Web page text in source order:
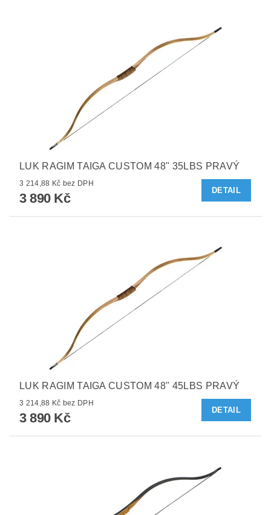
LUK RAGIM TAIGA CUSTOM 48" 35LBS PRAVÝ
3 214,88 Kč bez DPH
3 890 Kč
DETAIL
LUK RAGIM TAIGA CUSTOM 48" 45LBS PRAVÝ
3 214,88 Kč bez DPH
3 890 Kč
DETAIL